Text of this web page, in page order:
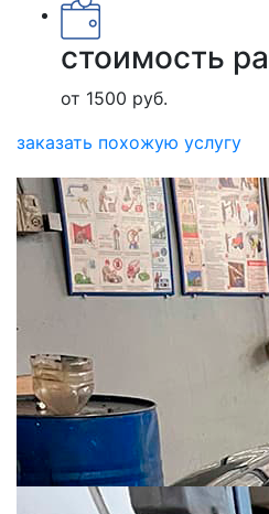
стоимость
от 1500 руб.
заказать похожую услугу